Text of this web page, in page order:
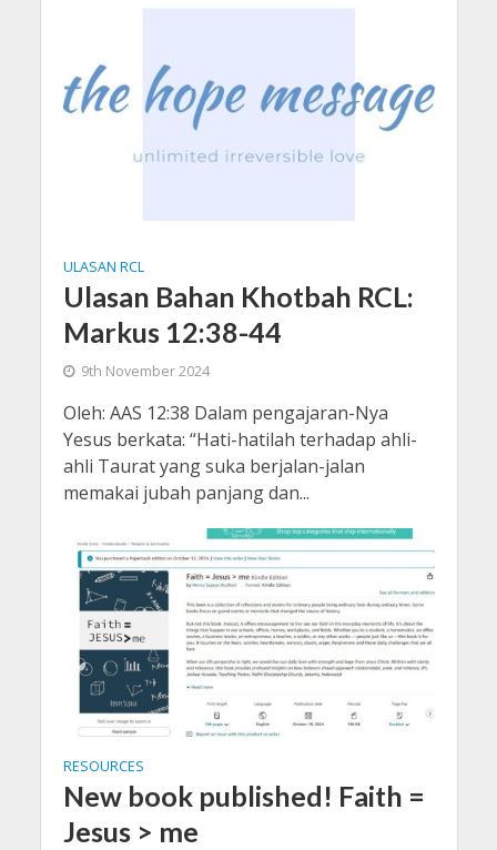
ULASAN RCL
Ulasan Bahan Khotbah RCL:
Markus 12:38-44
9th November 2024
Oleh: AAS 12:38 Dalam pengajaran-Nya
Yesus berkata: “Hati-hatilah terhadap ahli-
ahli Taurat yang suka berjalan-jalan
memakai jubah panjang dan...
RESOURCES
New book published! Faith =
Jesus > me